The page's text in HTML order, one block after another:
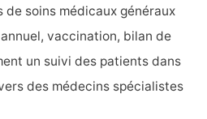
soins médicaux généraux
vaccination, bilan de
un suivi des patients dans
des médecins spécialistes